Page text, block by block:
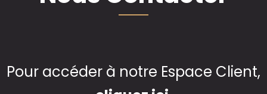
Pour accéder à notre Espace Client,